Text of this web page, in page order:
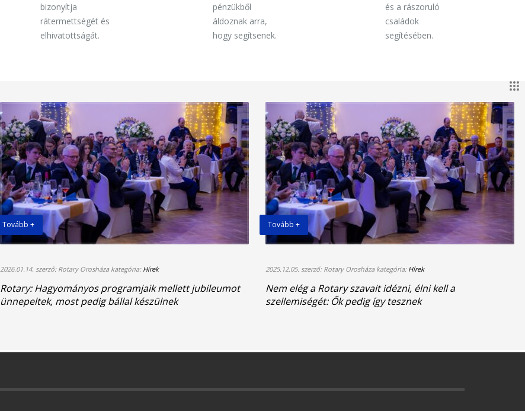
bizonyítja
rátermettségét és
elhivatottságát.
pénzükből
áldoznak arra,
hogy segítsenek.
és a rászoruló
családok
segítésében.
Tovább +
2026.01.14. szerző: Rotary Orosháza kategória: Hírek
Rotary: Hagyományos programjaik mellett jubileumot
ünnepeltek, most pedig bállal készülnek
Tovább +
2025.12.05. szerző: Rotary Orosháza kategória: Hírek
Nem elég a Rotary szavait idézni, élni kell a
szellemiségét: Ők pedig így tesznek